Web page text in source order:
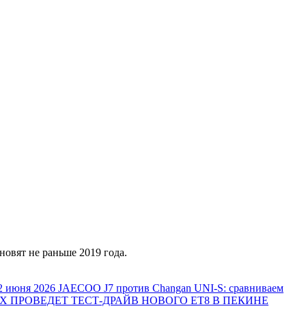
не раньше 2019 года.
июня 2026 JAECOO J7 против Changan UNI-S: сравниваем
ПРОВЕДЕТ ТЕСТ-ДРАЙВ НОВОГО ET8 В ПЕКИНЕ